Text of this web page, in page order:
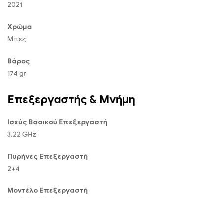
2021
Χρώμα
Μπεζ
Βάρος
174 gr
Επεξεργαστής & Μνήμη
Ισχύς Βασικού Επεξεργαστή
3,22 GHz
Πυρήνες Επεξεργαστή
2+4
Μοντέλο Επεξεργαστή